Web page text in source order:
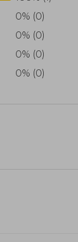
0% (0)
0% (0)
0% (0)
0% (0)